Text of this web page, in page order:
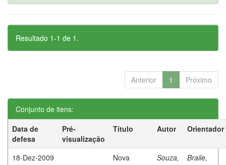
Resultado 1-1 de 1.
Anterior 1 Próximo
Conjunto de itens:
Data de
defesa
Pré-
visualização
Título Autor Orientador
18-Dez-2009
Nova
Souza,
Braile,